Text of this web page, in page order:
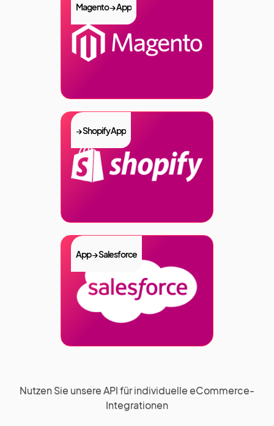
Magento → App
→ Shopify App
App → Salesforce
Nutzen Sie unsere API für individuelle eCommerce-
Integrationen